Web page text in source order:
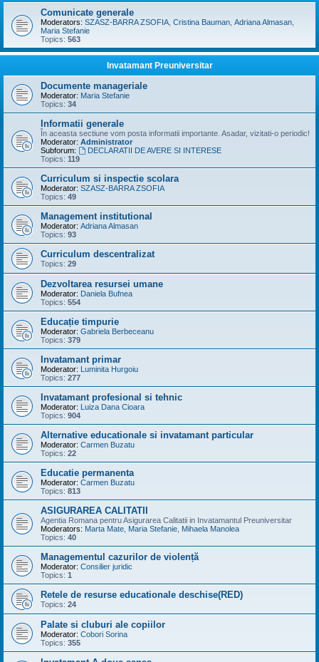
Comunicate generale
Moderators: SZASZ-BARRA ZSOFIA Cristina Bauman Adriana Almasan
Maria Stefanie
Topics: 563
Invatamant Preuniversitar
Documente manageriale
Moderator: Maria Stefanie
Topics: 34
Informatii generale
În aceasta sectiune vom posta informatii importante. Asadar, vizitati-o periodic!
Moderator: Administrator
Subforum:
DECLARATII DE AVERE SI INTERESE
Topics: 119
Curriculum si inspectie scolara
Moderator: SZASZ-BARRA ZSOFIA
Topics: 49
Management institutional
Moderator: Adriana Almasan
Topics: 93
Curriculum descentralizat
Topics: 29
Dezvoltarea resursei umane
Moderator: Daniela Bufnea
Topics: 554
Educație timpurie
Moderator: Gabriela Berbeceanu
Topics: 379
Invatamant primar
Moderator: Luminita Hurgoiu
Topics: 277
Invatamant profesional si tehnic
Moderator: Luiza Dana Cioara
Topics: 904
Alternative educationale si invatamant particular
Moderator: Carmen Buzatu
Topics: 22
Educatie permanenta
Moderator: Carmen Buzatu
Topics: 813
ASIGURAREA CALITATII
Agentia Romana pentru Asigurarea Calitatii in Invatamantul Preuniversitar
Moderators: Marta Mate Maria Stefanie Mihaela Manolea
Topics: 40
Managementul cazurilor de violență
Moderator: Consilier juridic
Topics: 1
Retele de resurse educationale deschise(RED)
Topics: 24
Palate si cluburi ale copiilor
Moderator: Cobori Sorina
Topics: 355